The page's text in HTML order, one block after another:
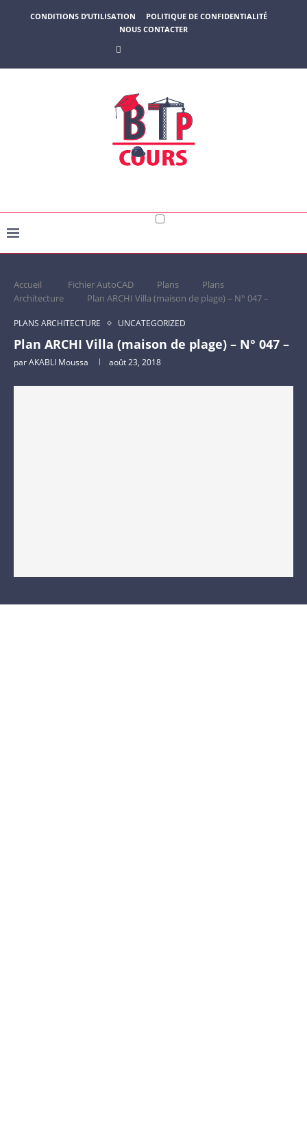
CONDITIONS D’UTILISATION
POLITIQUE DE CONFIDENTIALITÉ
NOUS CONTACTER
Accueil Fichier AutoCAD Plans
Plans
Architecture
Plan ARCHI Villa (maison de plage) – N° 047 –
PLANS ARCHITECTURE UNCATEGORIZED
Plan ARCHI Villa (maison de plage) – N° 047 –
parAKABLI Moussa août 23, 2018